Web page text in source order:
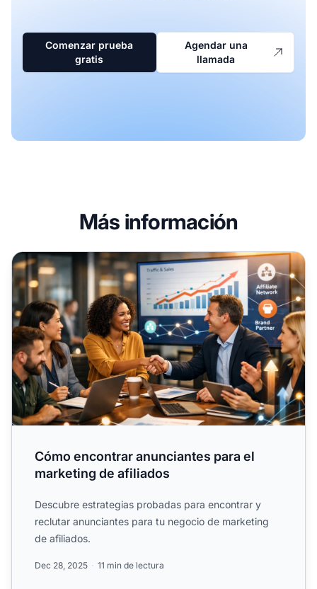
Comenzar prueba
gratis
Agendar una
llamada
Más información
Cómo encontrar anunciantes para el marketing de
Cómo encontrar anunciantes para el
marketing de afiliados
Descubre estrategias probadas para encontrar y
reclutar anunciantes para tu negocio de marketing
de afiliados.
Dec 28, 2025 11 min de lectura